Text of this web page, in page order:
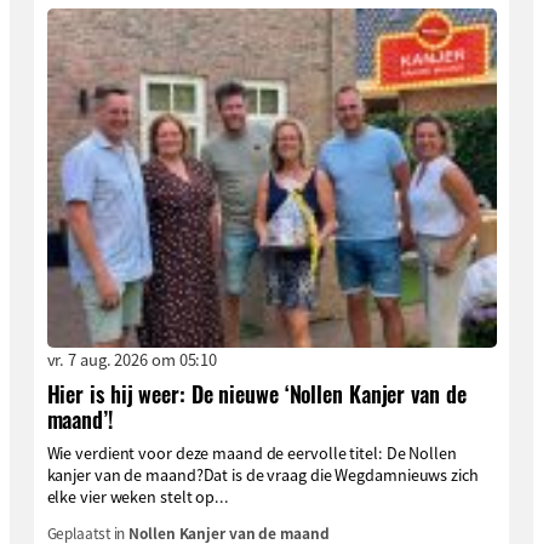
vr. 7 aug. 2026 om 05:10
Hier is hij weer: De nieuwe ‘Nollen Kanjer van de
maand’!
Wie verdient voor deze maand de eervolle titel: De Nollen
kanjer van de maand?Dat is de vraag die Wegdamnieuws zich
elke vier weken stelt op...
Geplaatst in Nollen Kanjer van de maand